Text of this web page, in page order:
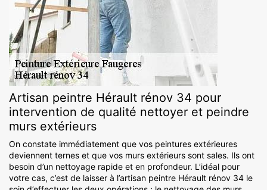
Artisan peintre Hérault rénov 34 pour
intervention de qualité nettoyer et peindre
murs extérieurs
On constate immédiatement que vos peintures extérieures
deviennent ternes et que vos murs extérieurs sont sales. Ils ont
besoin d’un nettoyage rapide et en profondeur. L’idéal pour
votre cas, c’est de laisser à l’artisan peintre Hérault rénov 34 le